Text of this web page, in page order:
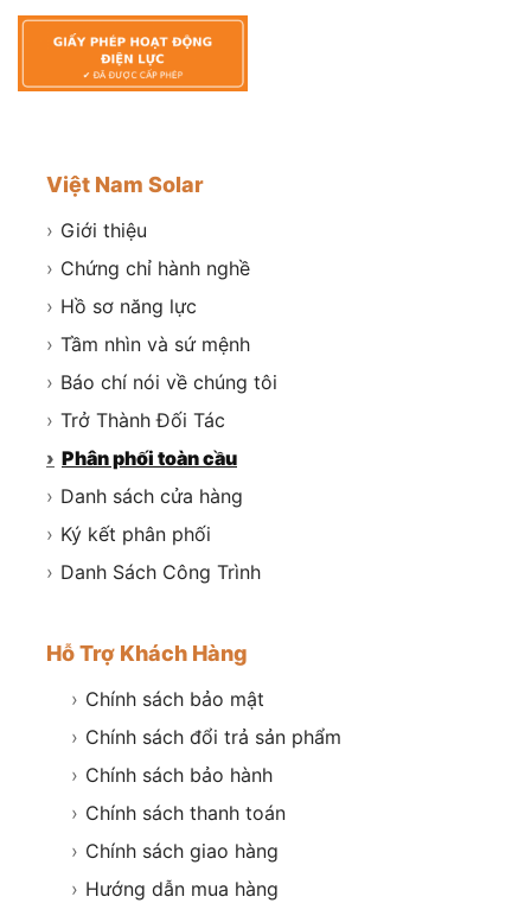
Việt Nam Solar
› Giới thiệu
› Chứng chỉ hành nghề
› Hồ sơ năng lực
› Tầm nhìn và sứ mệnh
› Báo chí nói về chúng tôi
› Trở Thành Đối Tác
› Phân phối toàn cầu
› Danh sách cửa hàng
› Ký kết phân phối
› Danh Sách Công Trình
Hỗ Trợ Khách Hàng
› Chính sách bảo mật
› Chính sách đổi trả sản phẩm
› Chính sách bảo hành
› Chính sách thanh toán
› Chính sách giao hàng
› Hướng dẫn mua hàng